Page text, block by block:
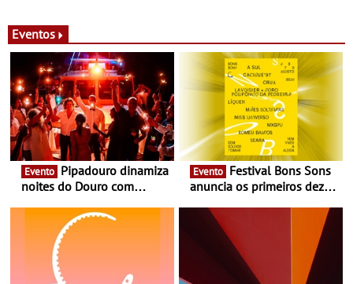
Eventos
Evento
noites do Douro com
vinho, gastronomia e
música
Evento
anuncia os primeiros dez